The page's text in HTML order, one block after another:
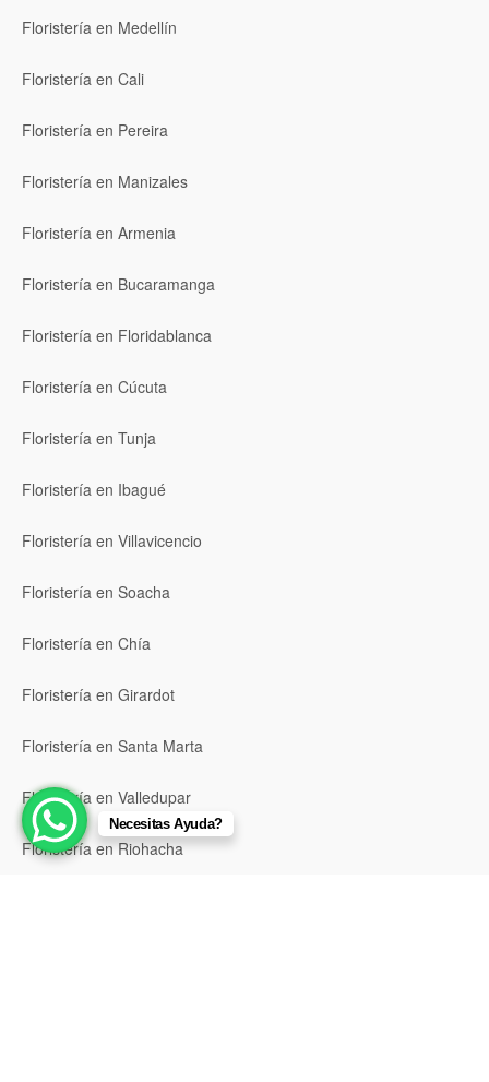
Floristería en Medellín
Floristería en Cali
Floristería en Pereira
Floristería en Manizales
Floristería en Armenia
Floristería en Bucaramanga
Floristería en Floridablanca
Floristería en Cúcuta
Floristería en Tunja
Floristería en Ibagué
Floristería en Villavicencio
Floristería en Soacha
Floristería en Chía
Floristería en Girardot
Floristería en Santa Marta
Floristería en Valledupar
Floristería en Riohacha
Necesitas Ayuda?